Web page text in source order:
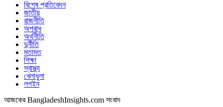
বিশেষ প্রতিবেদন
জাতীয়
রাজনীতি
অপরাধ
অর্থনীতি
দুর্নীতি
মতামত
শিক্ষা
স্বাস্থ্য
খেলাধুলা
লগইন
আজকের BangladeshInsights.com সংবাদ